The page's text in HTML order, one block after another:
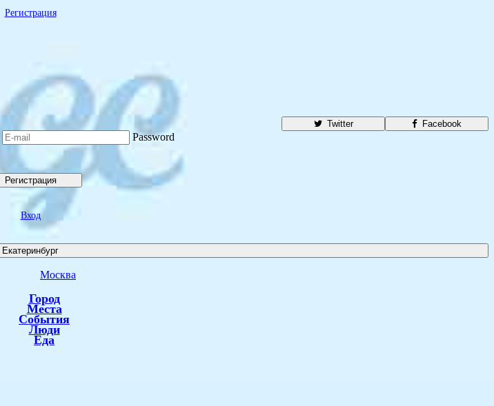
Регистрация
Facebook
Twitter
Password
Регистрация
Вход
Екатеринбург
Москва
Город
Места
События
Люди
Еда